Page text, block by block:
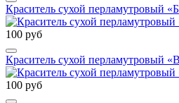
Краситель сухой перламутровый
100 руб
Краситель сухой перламутровый
100 руб